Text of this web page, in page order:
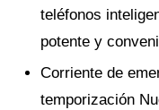
teléfonos
potente y
Corriente de
temporización